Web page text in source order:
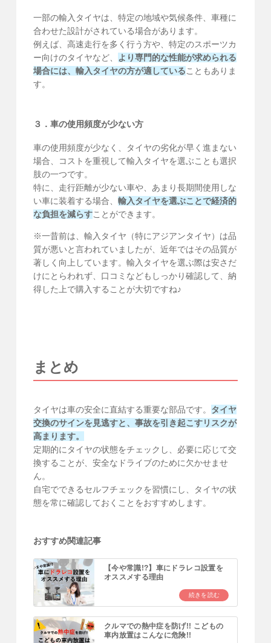
一部の輸入タイヤは、特定の地域や気候条件、車種に
合わせた設計がされている場合があります。
例えば、高速走行を多く行う方や、特定のスポーツカ
ー向けのタイヤなど、 より専門的な性能が求められる
場合には、輸入タイヤの方が適していることもありま
す。
３．車の使用頻度が少ない方
車の使用頻度が少なく、タイヤの劣化が早く進まない
場合、コストを重視して輸入タイヤを選ぶことも選択
肢の一つです。
特に、走行距離が少ない車や、あまり長期間使用しな
い車に装着する場合、 輸入タイヤを選ぶことで経済的
な負担を減らすことができます。
※一昔前は、輸入タイヤ（特にアジアンタイヤ）は品
質が悪いと言われていましたが、近年ではその品質が
著しく向上しています。輸入タイヤを選ぶ際は安さだ
けにとらわれず、口コミなどもしっかり確認して、納
得した上で購入することが大切ですね♪
まとめ
タイヤは車の安全に直結する重要な部品です。 タイヤ
交換のサインを見逃すと、事故を引き起こすリスクが
高まります。
定期的にタイヤの状態をチェックし、必要に応じて交
換することが、安全なドライブのために欠かせませ
ん。
自宅でできるセルフチェックを習慣にし、タイヤの状
態を常に確認しておくことをおすすめします。
おすすめ関連記事
【今や常識!?】車にドラレコ設置を
オススメする理由
続きを読む
クルマでの熱中症を防げ!! こどもの
車内放置はこんなに危険!!